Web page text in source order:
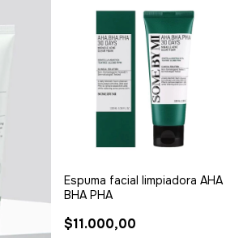
Espuma facial limpiadora AHA
BHA PHA
$11.000,00